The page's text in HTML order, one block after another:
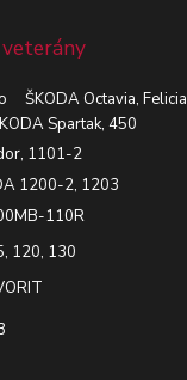
ŠKODA Octavia, Felicia
Spartak, 450
1101-2
1200-2, 1203
110R
120, 130